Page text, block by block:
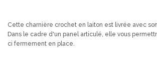
Cette charnière crochet en laiton est livrée avec
Dans le cadre d'un panel articulé, elle vous
ci fermement en place.